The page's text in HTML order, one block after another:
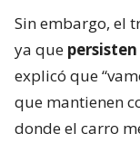
Sin embargo, el
ya que
explicó que
que mantienen
donde el carro